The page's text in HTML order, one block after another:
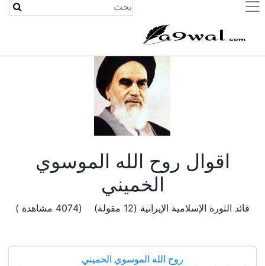
(current)
اقوال روح الله الموسوي
الخميني
قائد الثورة الإسلامية الإيرانية (12 مقولة) (4074 مشاهدة )
روح الله الموسوي الخميني